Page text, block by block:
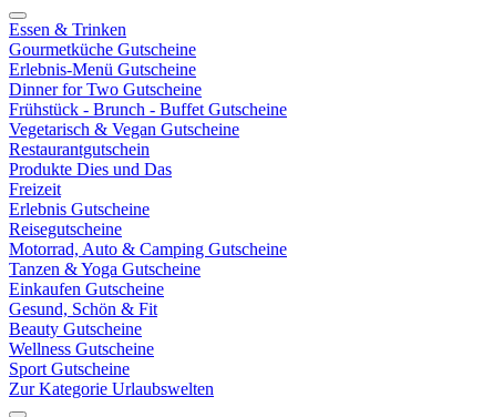
Essen & Trinken
Gourmetküche Gutscheine
Erlebnis-Menü Gutscheine
Dinner for Two Gutscheine
Frühstück - Brunch - Buffet Gutscheine
Vegetarisch & Vegan Gutscheine
Restaurantgutschein
Produkte Dies und Das
Freizeit
Erlebnis Gutscheine
Reisegutscheine
Motorrad, Auto & Camping Gutscheine
Tanzen & Yoga Gutscheine
Einkaufen Gutscheine
Gesund, Schön & Fit
Beauty Gutscheine
Wellness Gutscheine
Sport Gutscheine
Zur Kategorie Urlaubswelten